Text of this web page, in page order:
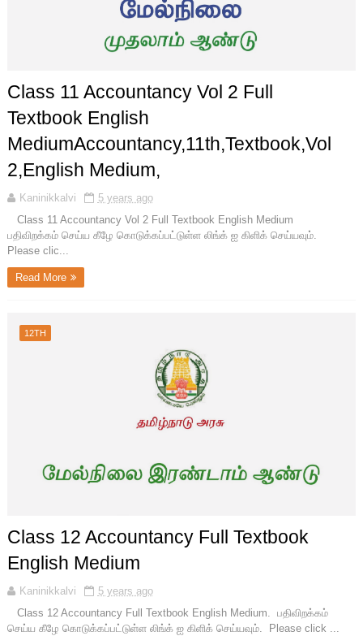
Class 11 Accountancy Vol 2 Full
Textbook English
MediumAccountancy,11th,Textbook,Vol
2,English Medium,
Kaninikkalvi
5 years ago
Class 11 Accountancy Vol 2 Full Textbook English Medium
பதிவிறக்கம் செய்ய கீழே கொடுக்கப்பட்டுள்ள லிங்க் ஐ கிளிக் செய்யவும்.
Please clic...
Read More
12TH
Class 12 Accountancy Full Textbook
English Medium
Kaninikkalvi
5 years ago
Class 12 Accountancy Full Textbook English Medium. பதிவிறக்கம்
செய்ய கீழே கொடுக்கப்பட்டுள்ள லிங்க் ஐ கிளிக் செய்யவும். Please click ...